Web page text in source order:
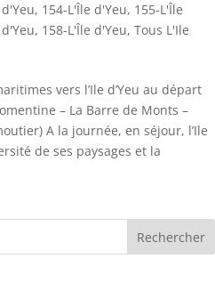
, 154-L'Île d'Yeu, 155-L'Île
, 158-L'Île d'Yeu, Tous L'Ile
vers l’Ile d’Yeu au départ
– La Barre de Monts –
A la journée, en séjour, l’Ile
de ses paysages et la
Rechercher